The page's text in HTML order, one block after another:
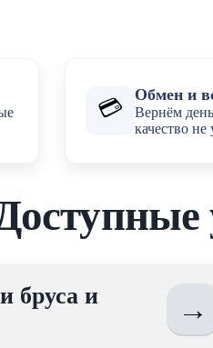
💳
Обмен и
Вернём
качество не
бруса и
→